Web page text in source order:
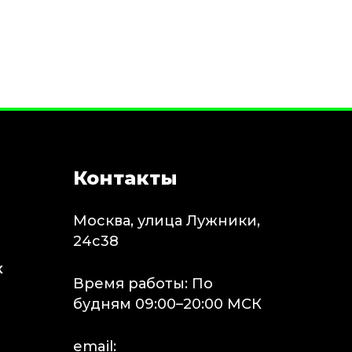
Контакты
Москва, улица Лужники,
24с38
Время работы: По
будням 09:00–20:00 МСК
email: